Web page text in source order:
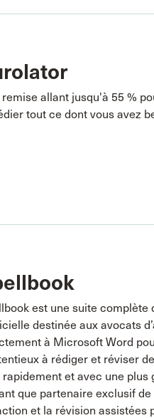
remise allant jusqu'à 55 %
tout ce dont vous avez
est une suite complète
destinée aux avocats
à Microsoft Word
à rédiger et réviser
rapidement et avec une plus
que partenaire exclusif de
et la révision assistées